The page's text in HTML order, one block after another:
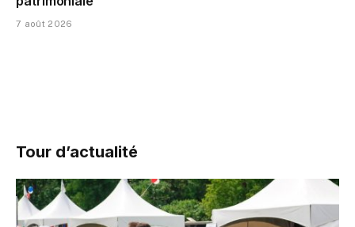
7 août 2026
Tour d’actualité